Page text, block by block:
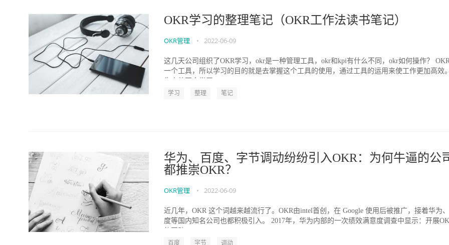
OKR学习的整理笔记（OKR工作法读书笔记）
OKR管理 • 2022-06-09
这几天公司组织了OKR学习，okr是一种管理工具，okr和kpi有什么不同，okr如何操作？
一个工具，所以学习的目的就是去掌握这个工具的使用，通过工具的运用来使工作更加高效
学习 整理 笔记
华为、百度、字节调动纷纷引入OKR：为何牛逼的公
都推崇OKR？
OKR管理 • 2022-06-09
近几年，OKR 这个词越来越流行了。OKR由intel首创，在 Google 使用后被推广，接着华为
度等国内知名公司也都积极引入。 2017年，华为内部的一次绩效满意度调查中显示：开展
百度 字节 调动